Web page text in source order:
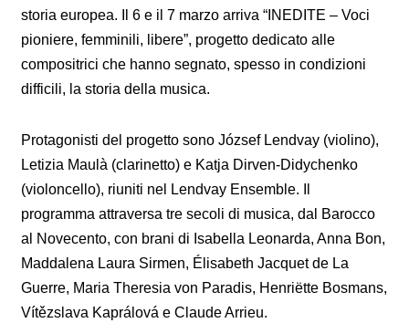
storia europea. Il 6 e il 7 marzo arriva “INEDITE – Voci
pioniere, femminili, libere”, progetto dedicato alle
compositrici che hanno segnato, spesso in condizioni
difficili, la storia della musica.
Protagonisti del progetto sono József Lendvay (violino),
Letizia Maulà (clarinetto) e Katja Dirven-Didychenko
(violoncello), riuniti nel Lendvay Ensemble. Il
programma attraversa tre secoli di musica, dal Barocco
al Novecento, con brani di Isabella Leonarda, Anna Bon,
Maddalena Laura Sirmen, Élisabeth Jacquet de La
Guerre, Maria Theresia von Paradis, Henriëtte Bosmans,
Vítězslava Kaprálová e Claude Arrieu.